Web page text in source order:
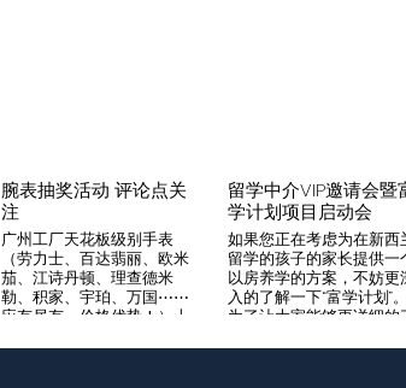
腕表抽奖活动 评论点关
注
广州工厂天花板级别手表
（劳力士、百达翡丽、欧米
茄、江诗丹顿、理查德米
勒、积家、宇珀、万国⋯⋯
应有尽有，价格优势！）十
旨，支持平台交易，货到付
留学中介VIP邀请会暨
学计划项目启动会
如果您正在考虑为在新西
留学的孩子的家长提供一
以房养学的方案，不妨更
入的了解一下“富学计划”。
为了让大家能够更详细的
月14日举办一次针对留学